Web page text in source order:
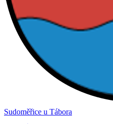
Sudoměřice u Tábora